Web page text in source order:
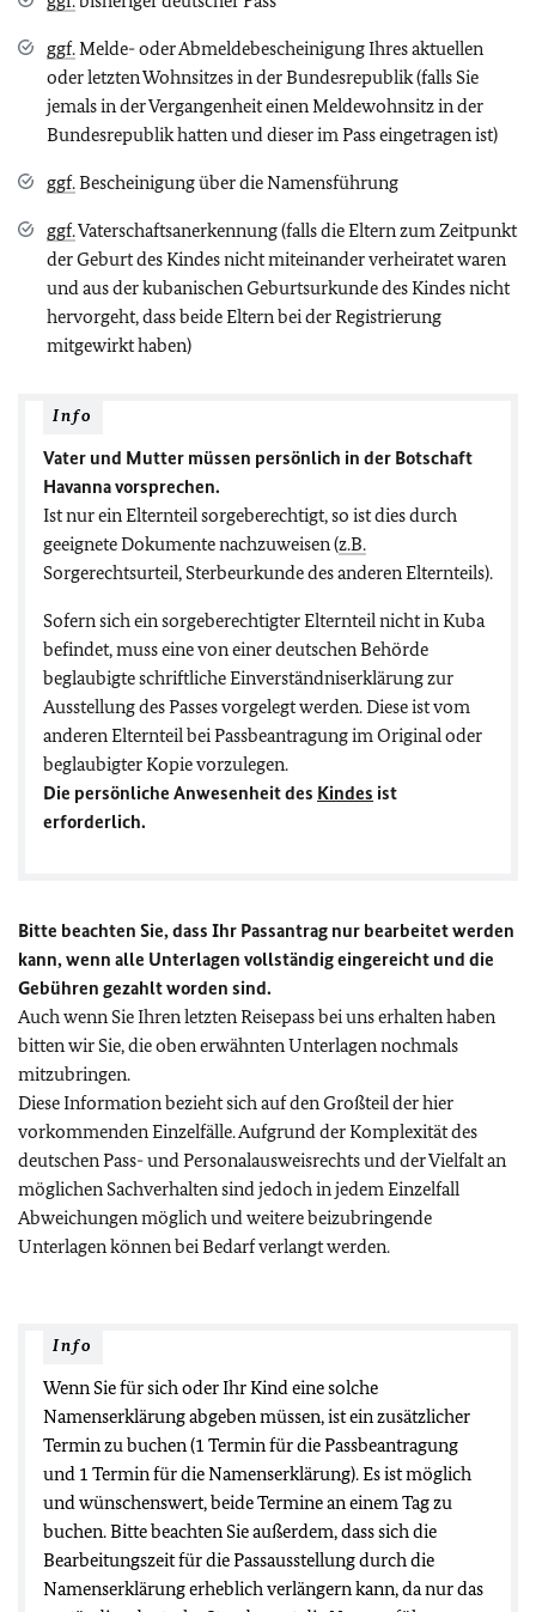
ggf. Melde- oder Abmeldebescheinigung Ihres aktuellen
oder letzten Wohnsitzes in der Bundesrepublik (falls Sie
jemals in der Vergangenheit einen Meldewohnsitz in der
Bundesrepublik hatten und dieser im Pass eingetragen ist)
ggf.Bescheinigung über die Namensführung
ggf.Vaterschaftsanerkennung (falls die Eltern zum Zeitpunkt
der Geburt des Kindes nicht miteinander verheiratet waren
und aus der kubanischen Geburtsurkunde des Kindes nicht
hervorgeht, dass beide Eltern bei der Registrierung
mitgewirkt haben)
Info
Vater und Mutter müssen persönlich in der Botschaft
Havanna vorsprechen.
Ist nur ein Elternteil sorgeberechtigt, so ist dies durch
geeignete Dokumente nachzuweisen (z.B.
Sorgerechtsurteil, Sterbeurkunde des anderen Elternteils).
Sofern sich ein sorgeberechtigter Elternteil nicht in Kuba
befindet, muss eine von einer deutschen Behörde
beglaubigte schriftliche Einverständniserklärung zur
Ausstellung des Passes vorgelegt werden. Diese ist vom
anderen Elternteil bei Passbeantragung im Original oder
beglaubigter Kopie vorzulegen.
Die persönliche Anwesenheit des Kindes ist
erforderlich.
Bitte beachten Sie, dass Ihr Passantrag nur bearbeitet werden
kann, wenn alle Unterlagen vollständig eingereicht und die
Gebühren gezahlt worden sind.
Auch wenn Sie Ihren letzten Reisepass bei uns erhalten haben
bitten wir Sie, die oben erwähnten Unterlagen nochmals
mitzubringen.
Diese Information bezieht sich auf den Großteil der hier
vorkommenden Einzelfälle. Aufgrund der Komplexität des
deutschen Pass- und Personalausweisrechts und der Vielfalt an
möglichen Sachverhalten sind jedoch in jedem Einzelfall
Abweichungen möglich und weitere beizubringende
Unterlagen können bei Bedarf verlangt werden.
Info
Wenn Sie für sich oder Ihr Kind eine solche
Namenserklärung abgeben müssen, ist ein zusätzlicher
Termin zu buchen (1 Termin für die Passbeantragung
und 1 Termin für die Namenserklärung). Es ist möglich
und wünschenswert, beide Termine an einem Tag zu
buchen. Bitte beachten Sie außerdem, dass sich die
Bearbeitungszeit für die Passausstellung durch die
Namenserklärung erheblich verlängern kann, da nur das